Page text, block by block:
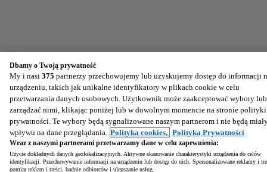
Dbamy o Twoją prywatność
My i nasi 375 partnerzy przechowujemy lub uzyskujemy dostęp do informacji
urządzeniu, takich jak unikalne identyfikatory w plikach cookie w celu
przetwarzania danych osobowych. Użytkownik może zaakceptować wybory lub
zarządzać nimi, klikając poniżej lub w dowolnym momencie na stronie polityki
prywatności. Te wybory będą sygnalizowane naszym partnerom i nie będą
wpływu na dane przeglądania. Polityka cookies, Polityka Prywatności
Wraz z naszymi partnerami przetwarzamy dane w celu zapewnienia:
Użycie dokładnych danych geolokalizacyjnych. Aktywne skanowanie charakterystyki urządzenia do celów
identyfikacji. Przechowywanie informacji na urządzeniu lub dostęp do nich. Spersonalizowane reklamy i
pomiar reklam i treści, badnie odbiorców i ulepszanie usług.